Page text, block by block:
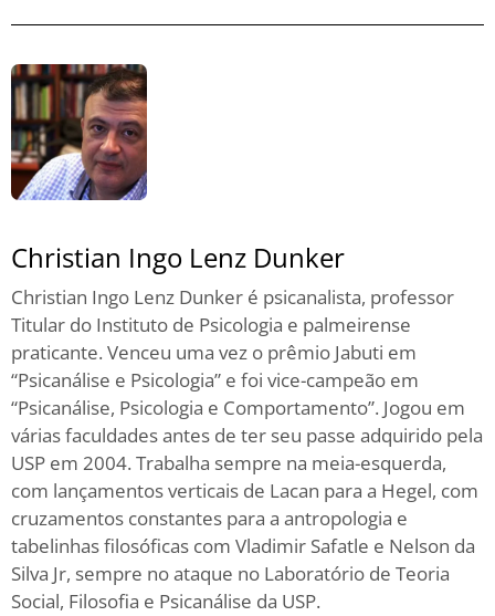
Christian Ingo Lenz Dunker
Christian Ingo Lenz Dunker é psicanalista, professor
Titular do Instituto de Psicologia e palmeirense
praticante. Venceu uma vez o prêmio Jabuti em
“Psicanálise e Psicologia” e foi vice-campeão em
“Psicanálise, Psicologia e Comportamento”. Jogou em
várias faculdades antes de ter seu passe adquirido pela
USP em 2004. Trabalha sempre na meia-esquerda,
com lançamentos verticais de Lacan para a Hegel, com
cruzamentos constantes para a antropologia e
tabelinhas filosóficas com Vladimir Safatle e Nelson da
Silva Jr, sempre no ataque no Laboratório de Teoria
Social, Filosofia e Psicanálise da USP.